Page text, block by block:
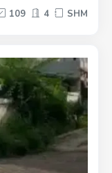
109 4 SHM